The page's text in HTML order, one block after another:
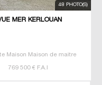
48 PHOTO(S)
MER KERLOUAN
Maison Maison de maitre
769 500 € F.A.I